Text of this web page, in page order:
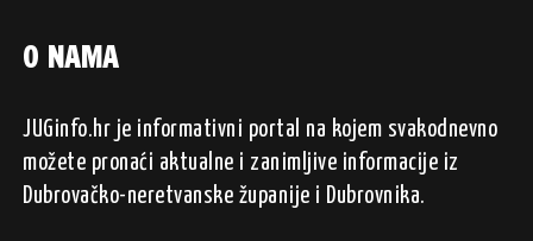
O NAMA
JUGinfo.hr je informativni portal na kojem svakodnevno
možete pronaći aktualne i zanimljive informacije iz
Dubrovačko-neretvanske županije i Dubrovnika.